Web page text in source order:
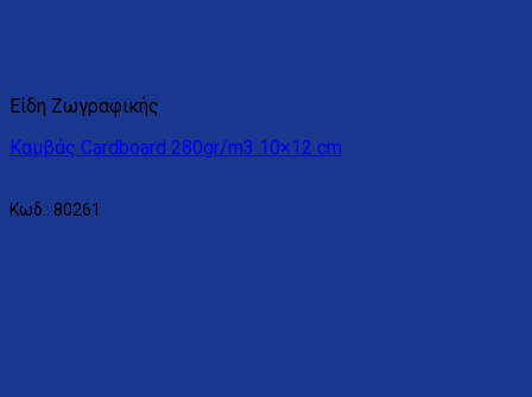
Είδη Ζωγραφικής
Καμβάς Cardboard 280gr/m3 10×12 cm
Κωδ.: 80261